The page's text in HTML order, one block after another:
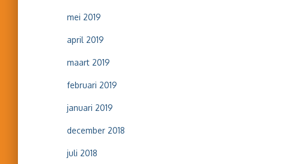
mei 2019
april 2019
maart 2019
februari 2019
januari 2019
december 2018
juli 2018